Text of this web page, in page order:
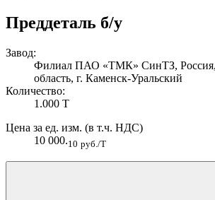
Преддеталь б/у
Завод:
Филиал ПАО «ТМК» СинТЗ, Россия,
область, г. Каменск-Уральский
Количество:
1.000 Т
Цена за ед. изм. (в т.ч. НДС)
10 000.10 руб./Т